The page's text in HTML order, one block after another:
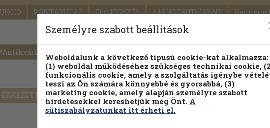
PONTÁRUHÁZ ELŐJEGYZÉS AJÁNDÉKUTALVÁNY
SEGÍTSÉG
PILLANATNYI ÁRAINK FENNTARTHATÓ
Részletes kereső Témaköri fa
Személyre szabott beállítások
Weboldalunk a következő típusú cookie-kat alkalmazza:
(1) weboldal működéséhez szükséges technikai cookie,
funkcionális cookie, amely a szolgáltatás igénybe
teszi az Ön számára könnyebbé és gyorsabbá, (3)
marketing cookie, amely alapján személyre szabott
hirdetésekkel kereshetjük meg Önt. A
sütiszabályzatunkat itt érheti el.